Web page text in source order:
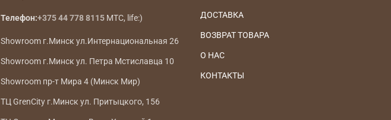
Телефон:+375 44 778 8115 МТС, life:)
Showroom г.Минск ул.Интернациональная 26
Showroom г.Минск ул. Петра Мстиславца 10
Showroom пр-т Мира 4 (Минск Мир)
ТЦ GrenCity г.Минск ул. Притыцкого, 156
ДОСТАВКА
ВОЗВРАТ ТОВАРА
О НАС
КОНТАКТЫ